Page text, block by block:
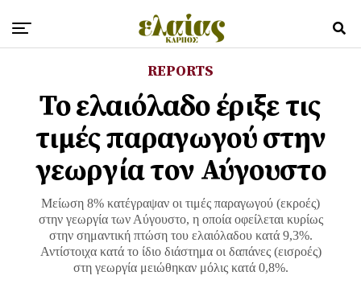
REPORTS
Το ελαιόλαδο έριξε τις
τιμές παραγωγού στην
γεωργία τον Αύγουστο
Μείωση 8% κατέγραψαν οι τιμές παραγωγού (εκροές)
στην γεωργία των Αύγουστο, η οποία οφείλεται κυρίως
στην σημαντική πτώση του ελαιόλαδου κατά 9,3%.
Αντίστοιχα κατά το ίδιο διάστημα οι δαπάνες (εισροές)
στη γεωργία μειώθηκαν μόλις κατά 0,8%.